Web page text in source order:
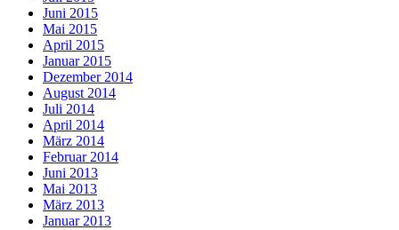
Juni 2015
Mai 2015
April 2015
Januar 2015
Dezember 2014
August 2014
Juli 2014
April 2014
März 2014
Februar 2014
Juni 2013
Mai 2013
März 2013
Januar 2013